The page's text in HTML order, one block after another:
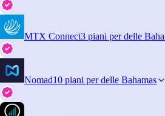
MTX Connect3 piani per delle
Nomad10 piani per delle Bahamas